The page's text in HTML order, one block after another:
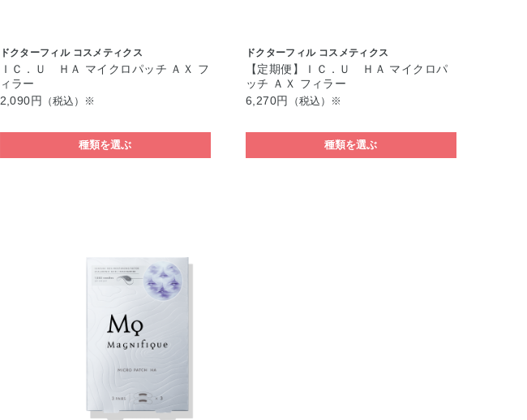
ドクターフィル コスメティクス
ＩＣ．Ｕ ＨＡ マイクロパッチ ＡＸ フ
ィラー
2,090円
（税込）※
種類を選ぶ
ドクターフィル コスメティクス
【定期便】ＩＣ．Ｕ ＨＡ マイクロパ
ッチ ＡＸ フィラー
6,270円
（税込）※
種類を選ぶ